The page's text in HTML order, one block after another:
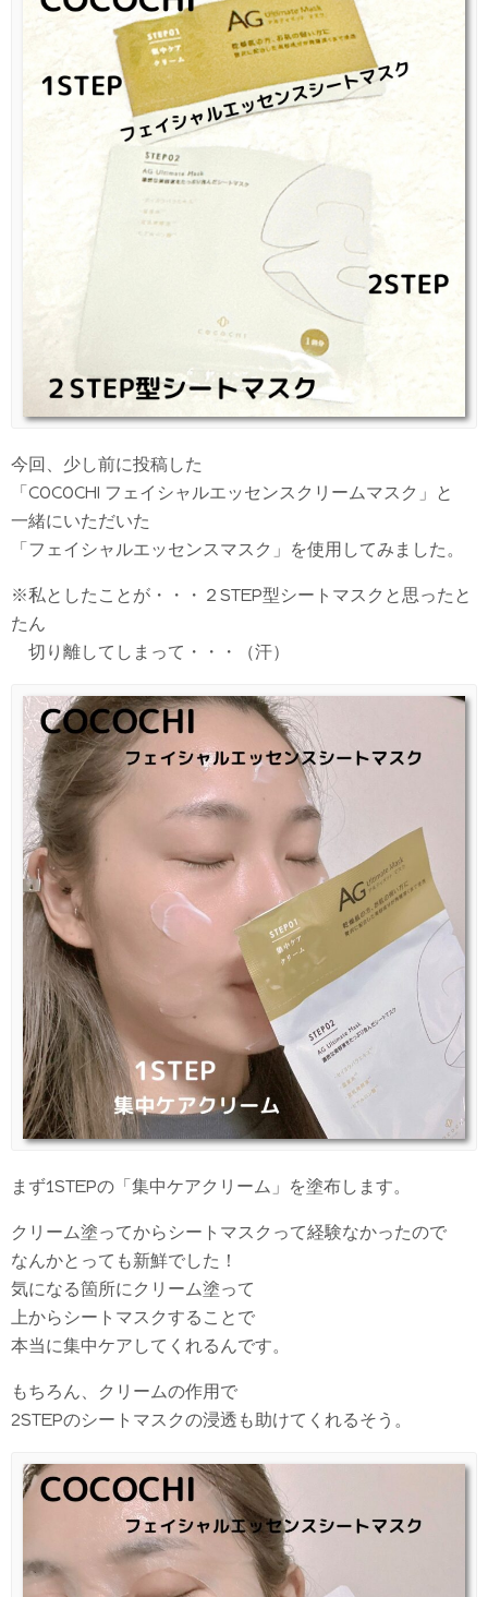
今回、少し前に投稿した
「COCOCHI フェイシャルエッセンスクリームマスク」と
一緒にいただいた
「フェイシャルエッセンスマスク」を使用してみました。
※私としたことが・・・２STEP型シートマスクと思ったと
たん
切り離してしまって・・・（汗）
まず1STEPの「集中ケアクリーム」を塗布します。
クリーム塗ってからシートマスクって経験なかったので
なんかとっても新鮮でした！
気になる箇所にクリーム塗って
上からシートマスクすることで
本当に集中ケアしてくれるんです。
もちろん、クリームの作用で
2STEPのシートマスクの浸透も助けてくれるそう。